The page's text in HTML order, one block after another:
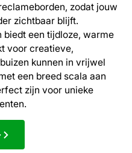
zodat jouw
zichtbaar blijft.
een tijdloze, warme
voor creatieve,
kunnen in vrijwel
een breed scala aan
zijn voor unieke